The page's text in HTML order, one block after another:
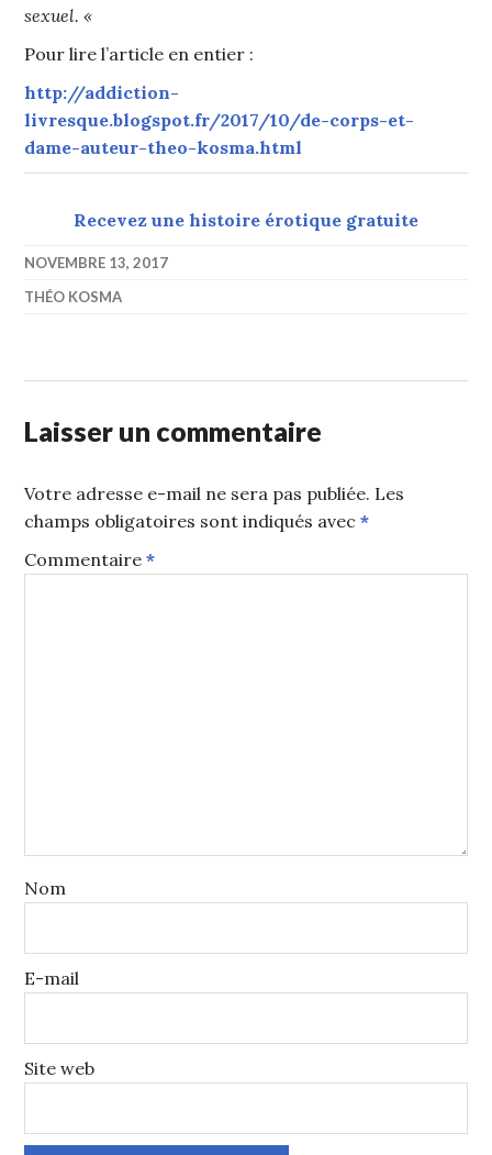
sexuel. «
Pour lire l’article en entier :
http://addiction-
livresque.blogspot.fr/2017/10/de-corps-et-
dame-auteur-theo-kosma.html
Recevez une histoire érotique gratuite
NOVEMBRE 13, 2017
THÉO KOSMA
Laisser un commentaire
Votre adresse e-mail ne sera pas publiée. Les
champs obligatoires sont indiqués avec*
Commentaire*
Nom
E-mail
Site web